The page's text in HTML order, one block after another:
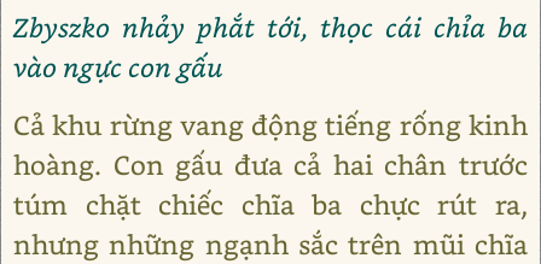
Zbyszko nhảy phắt tới, thọc cái chỉa ba
vào ngực con gấu
Cả khu rừng vang động tiếng rống kinh
hoàng. Con gấu đưa cả hai chân trước
túm chặt chiếc chĩa ba chực rút ra,
nhưng những ngạnh sắc trên mũi chĩa